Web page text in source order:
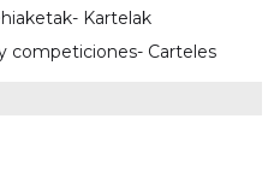
Kartelak
competiciones- Carteles